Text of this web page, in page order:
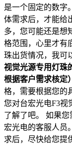
是一个固定的数字
体需求后，才能给
多，您可能还是想
格范围，心里才有
珠出货情况，我可
视觉光源专用灯珠
根据客户需求核定
格，需要根据您的
您对台宏光电F3视
了解了吧。 如果
宏光电的客服人员
求后，尽快给您提